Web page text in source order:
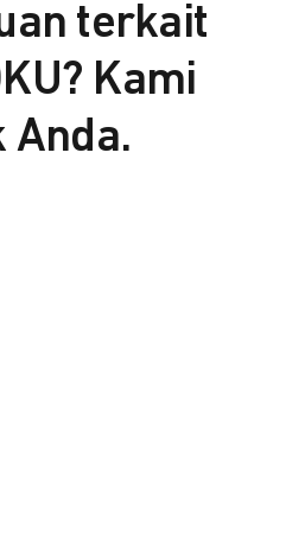
terkait
Kami
Anda.